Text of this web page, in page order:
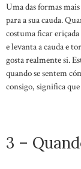
Uma das formas
para a sua cauda.
costuma ficar
e levanta a cauda e
gosta realmente si.
quando se sentem
consigo, significa
3 –